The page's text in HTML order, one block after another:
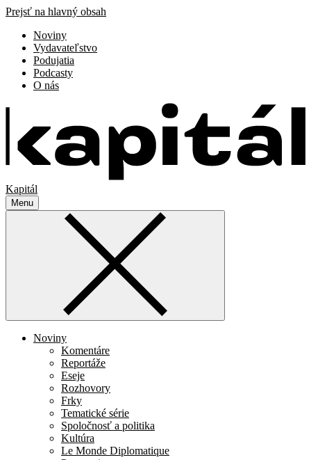
Prejsť na hlavný obsah
Noviny
Vydavateľstvo
Podujatia
Podcasty
O nás
Kapitál
Menu
Noviny
Komentáre
Reportáže
Eseje
Rozhovory
Frky
Tematické série
Spoločnosť a politika
Kultúra
Le Monde Diplomatique